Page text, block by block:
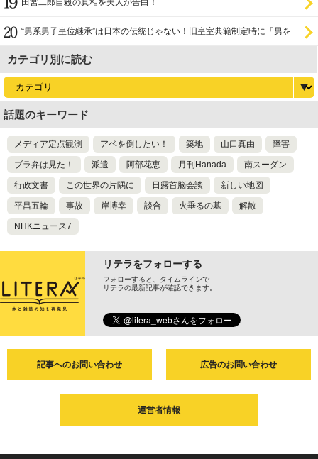
田宮二郎自殺の真相を夫人が告白！
“男系男子皇位継承”は日本の伝統じゃない！旧皇室典範制定時に「男を
尊び女を卑む」と
カテゴリ別に読む
話題のキーワード
メディア定点観測 アベを倒したい！ 築地 山口真由 障害
ブラ弁は見た！ 派遣 阿部花恵 月刊Hanada 南スーダン
行政文書 この世界の片隅に 日露首脳会談 新しい地図
平昌五輪 事故 岸博幸 談合 火垂るの墓 解散
NHKニュース7
リテラをフォローする
フォローすると、タイムラインで
リテラの最新記事が確認できます。
記事へのお問い合わせ 広告のお問い合わせ
運営者情報